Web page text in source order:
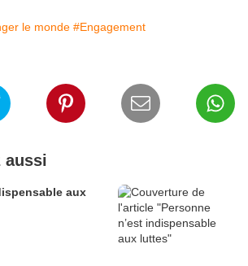
le monde #Engagement
aussi
aux